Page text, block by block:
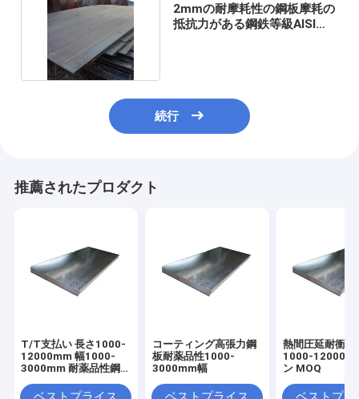
2mmの耐摩耗性の鋼板摩耗の
抵抗力がある鋼鉄等級AISI
続行
推薦されたプロダクト
T/T支払い 長さ1000-
12000mm 幅1000-
3000mm 耐薬品性鋼
コーティング高張力鋼
板耐薬品性1000-
3000mm幅
熱間圧延耐衝撃
1000-
ン MOQ